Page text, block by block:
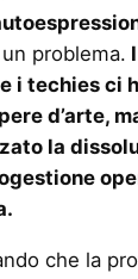
problema.
i techies ci
d’arte,
la
che la